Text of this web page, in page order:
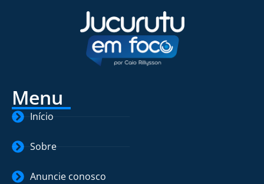
Menu
Início
Sobre
Anuncie conosco